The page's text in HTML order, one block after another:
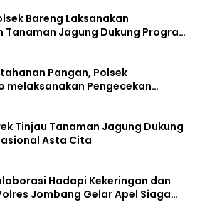
Bareng Laksanakan
Tanaman Jagung Dukung Program
Pangan, Polsek
melaksanakan Pengecekan
Tinjau Tanaman Jagung Dukung
Asta Cita
Hadapi Kekeringan dan
Jombang Gelar Apel Siaga